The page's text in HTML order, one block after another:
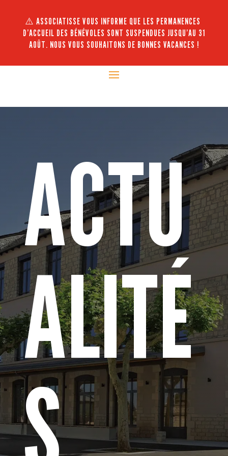
⚠️ ASSOCIATISSE VOUS INFORME QUE LES PERMANENCES
D’ACCUEIL DES BÉNÉVOLES SONT SUSPENDUES JUSQU’AU 31
AOÛT. NOUS VOUS SOUHAITONS DE BONNES VACANCES !
ACTU
ALITÉ
S